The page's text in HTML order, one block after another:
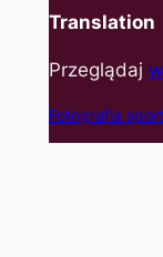
Translation
Przeglądaj
Fotografia